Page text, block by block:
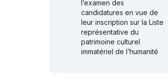
l’examen des
candidatures en vue de
leur inscription sur la Liste
représentative du
patrimoine culturel
immatériel de l’humanité